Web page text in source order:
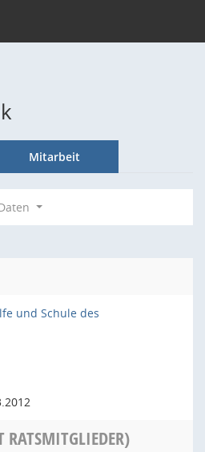
Mitarbeit
und Schule des